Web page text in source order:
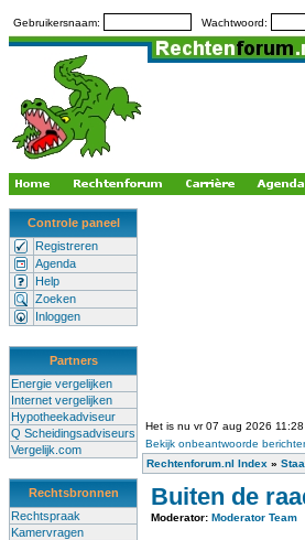
Gebruikersnaam: Wachtwoord:
Controle paneel
Registreren
Agenda
Help
Zoeken
Inloggen
Partners
Energie vergelijken
Internet vergelijken
Hypotheekadviseur
Q Scheidingsadviseurs
Vergelijk.com
Rechtsbronnen
Rechtspraak
Kamervragen
Het is nu vr 07 aug 2026 11:28
Bekijk onbeantwoorde
Rechtenforum.nl Index »
Buiten de
Moderator: Moderator Team